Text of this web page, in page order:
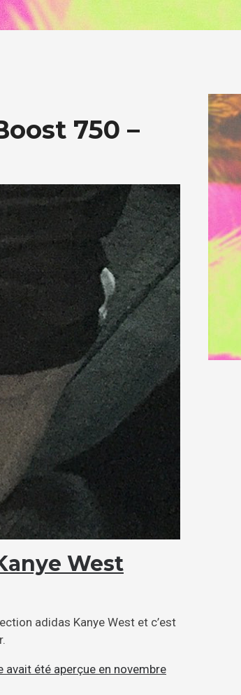
750 –
West
adidas Kanye West et c’est
avait été aperçue en novembre